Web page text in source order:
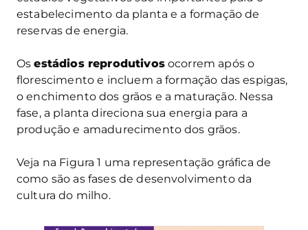
estabelecimento da planta e a formação de
reservas de energia.
Osestádios reprodutivosocorrem após o
florescimento e incluem a formação das espigas,
o enchimento dos grãos e a maturação. Nessa
fase, a planta direciona sua energia para a
produção e amadurecimento dos grãos.
Veja na Figura 1 uma representação gráfica de
como são as fases de desenvolvimento da
cultura do milho.